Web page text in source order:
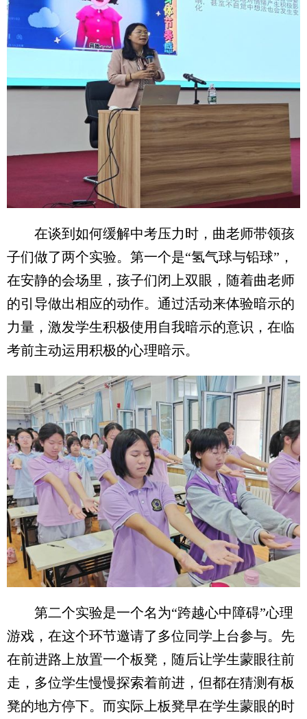
在谈到如何缓解中考压力时，曲老师带领孩
子们做了两个实验。第一个是“氢气球与铅球”，
在安静的会场里，孩子们闭上双眼，随着曲老师
的引导做出相应的动作。通过活动来体验暗示的
力量，激发学生积极使用自我暗示的意识，在临
考前主动运用积极的心理暗示。
第二个实验是一个名为“跨越心中障碍”心理
游戏，在这个环节邀请了多位同学上台参与。先
在前进路上放置一个板凳，随后让学生蒙眼往前
走，多位学生慢慢探索着前进，但都在猜测有板
凳的地方停下。而实际上板凳早在学生蒙眼的时